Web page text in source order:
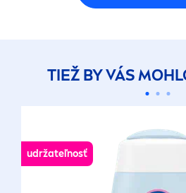
TIEŽ BY VÁS
udržateľnosť